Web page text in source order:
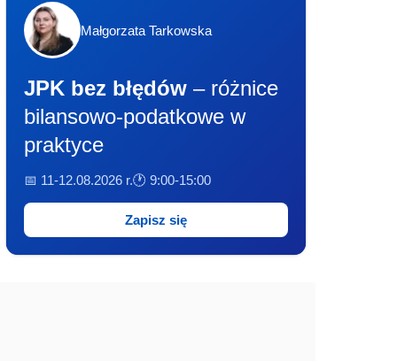
Małgorzata Tarkowska
JPK bez błędów – różnice
bilansowo-podatkowe w
praktyce
📅 11-12.08.2026 r.🕐 9:00-15:00
Zapisz się